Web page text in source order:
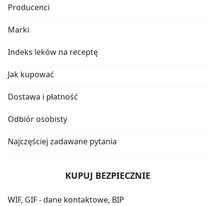
Producenci
Marki
Indeks leków na receptę
Jak kupować
Dostawa i płatność
Odbiór osobisty
Najczęściej zadawane pytania
KUPUJ BEZPIECZNIE
WIF, GIF - dane kontaktowe, BIP